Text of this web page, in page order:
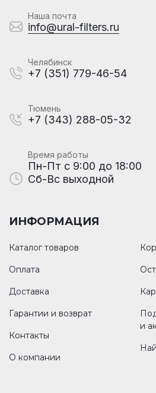
Наша почта
info@ural-filters.ru
Челябинск
+7 (351) 779-46-54
Тюмень
+7 (343) 288-05-32
Время работы
Пн-Пт с 9:00 до 18:00
Сб-Вс выходной
ИНФОРМАЦИЯ
Каталог товаров
Оплата
Доставка
Гарантии и возврат
Контакты
О компании
и